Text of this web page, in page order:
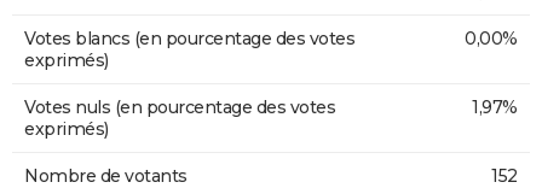
Votes blancs (en pourcentage des votes
exprimés)
0,00%
Votes nuls (en pourcentage des votes
exprimés)
1,97%
Nombre de votants 152